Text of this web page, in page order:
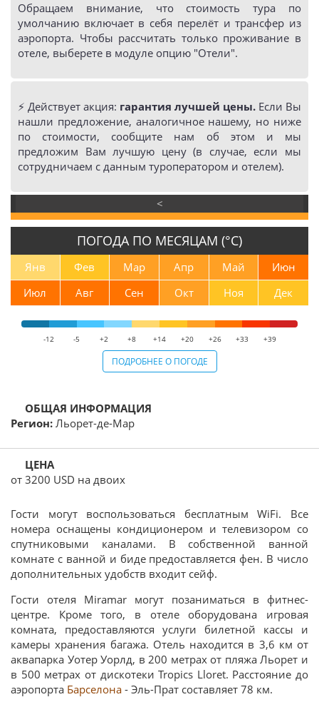
Обращаем внимание, что стоимость тура по
умолчанию включает в себя перелёт и трансфер из
аэропорта. Чтобы рассчитать только проживание в
отеле, выберете в модуле опцию "Отели".
⚡️ Действует акция: гарантия лучшей цены. Если Вы
нашли предложение, аналогичное нашему, но ниже
по стоимости, сообщите нам об этом и мы
предложим Вам лучшую цену (в случае, если мы
сотрудничаем с данным туроператором и отелем).
<
ПОГОДА ПО МЕСЯЦАМ (°С)
Янв Фев Мар Апр Май
Июн
Июл
Авг Сен Окт Ноя Дек
-12 -5 +2 +8 +14 +20 +26 +33 +39
ПОДРОБНЕЕ О ПОГОДЕ
Льорет-де-Мар
от 3200 USD на двоих
Гости могут воспользоваться бесплатным WiFi. Все
номера оснащены кондиционером и телевизором со
спутниковыми каналами. В собственной ванной
комнате с ванной и биде предоставляется фен. В число
дополнительных удобств входит сейф.
Гости отеля Miramar могут позаниматься в фитнес-
центре. Кроме того, в отеле оборудована игровая
комната, предоставляются услуги билетной кассы и
камеры хранения багажа. Отель находится в 3,6 км от
аквапарка Уотер Уорлд, в 200 метрах от пляжа Льорет и
в 500 метрах от дискотеки Tropics Lloret. Расстояние до
аэропорта Барселона - Эль-Прат составляет 78 км.